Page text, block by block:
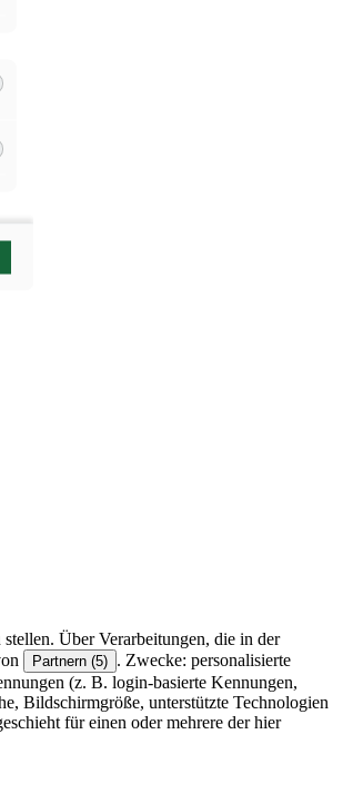
Über Verarbeitungen, die in der
Partnern (5) . Zwecke: personalisierte
(z. B. login-basierte Kennungen,
Bildschirmgröße, unterstützte Technologien
für einen oder mehrere der hier